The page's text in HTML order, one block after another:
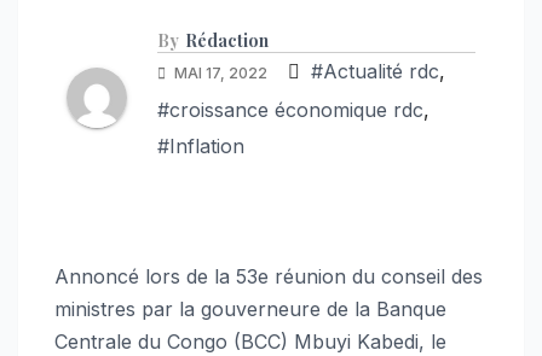
By Rédaction
MAI 17, 2022 #Actualité rdc,
#croissance économique rdc,
#Inflation
Annoncé lors de la 53e réunion du conseil des
ministres par la gouverneure de la Banque
Centrale du Congo (BCC) Mbuyi Kabedi, le